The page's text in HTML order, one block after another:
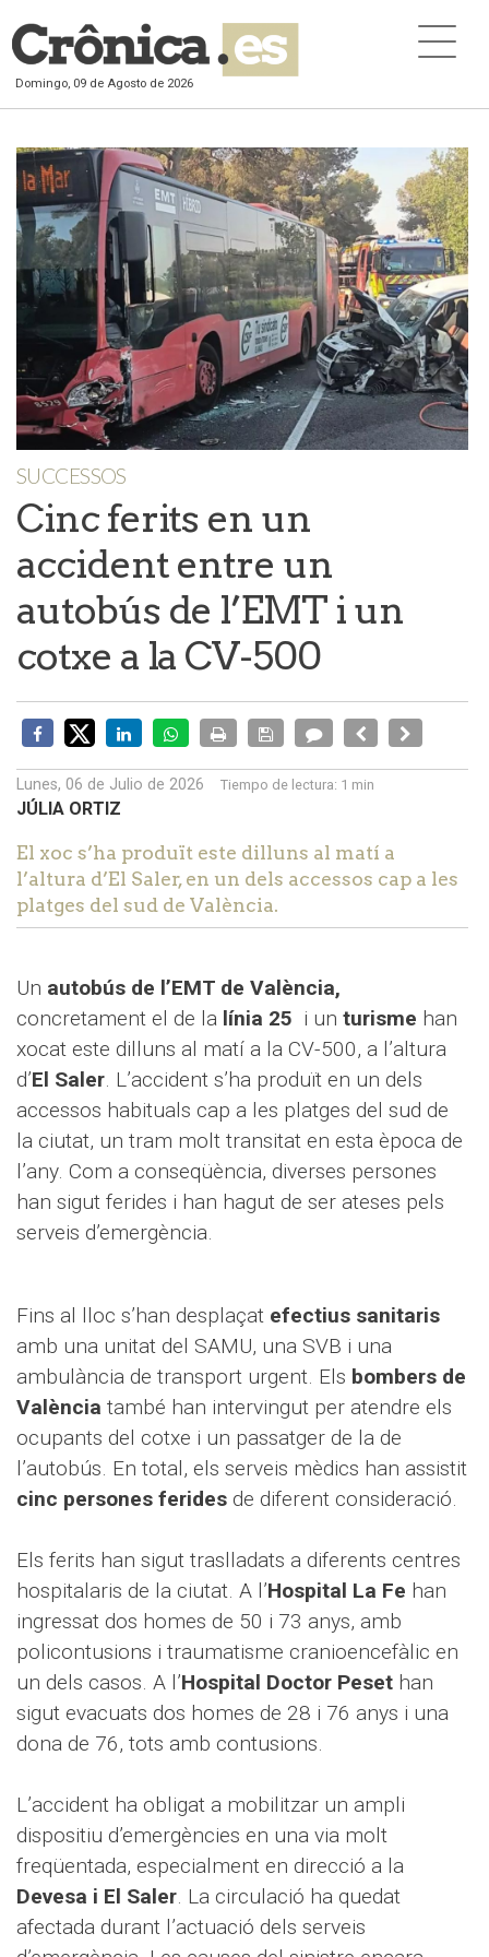
Domingo, 09 de Agosto de 2026
SUCCESSOS
Cinc ferits en un
accident entre un
autobús de l’EMT i un
cotxe a la CV-500
Lunes, 06 de Julio de 2026 Tiempo de lectura: 1 min
JÚLIA ORTIZ
El xoc s’ha produït este dilluns al matí a
l’altura d’El Saler, en un dels accessos cap a les
platges del sud de València.
Un autobús de l’EMT de València,
concretament el de la línia 25 i un turisme han
xocat este dilluns al matí a la CV-500, a l’altura
d’El Saler. L’accident s’ha produït en un dels
accessos habituals cap a les platges del sud de
la ciutat, un tram molt transitat en esta època de
l’any. Com a conseqüència, diverses persones
han sigut ferides i han hagut de ser ateses pels
serveis d’emergència.
Fins al lloc s’han desplaçat efectius sanitaris
amb una unitat del SAMU, una SVB i una
ambulància de transport urgent. Els bombers de
València també han intervingut per atendre els
ocupants del cotxe i un passatger de la de
l’autobús. En total, els serveis mèdics han assistit
cinc persones ferides de diferent consideració.
Els ferits han sigut traslladats a diferents centres
hospitalaris de la ciutat. A l’Hospital La Fe han
ingressat dos homes de 50 i 73 anys, amb
policontusions i traumatisme cranioencefàlic en
un dels casos. A l’Hospital Doctor Peset han
sigut evacuats dos homes de 28 i 76 anys i una
dona de 76, tots amb contusions.
L’accident ha obligat a mobilitzar un ampli
dispositiu d’emergències en una via molt
freqüentada, especialment en direcció a la
Devesa i El Saler. La circulació ha quedat
afectada durant l’actuació dels serveis